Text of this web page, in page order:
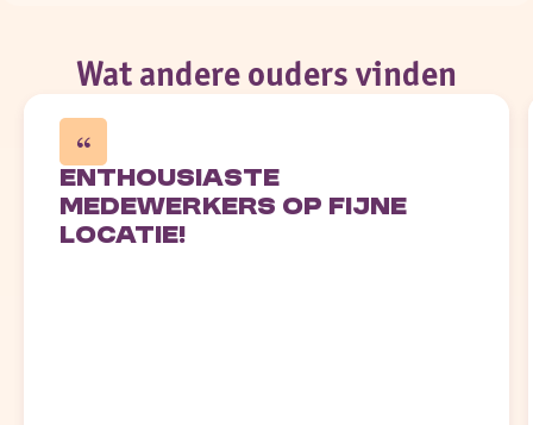
Wat andere ouders vinden
Enthousiaste
medewerkers op fijne
locatie!